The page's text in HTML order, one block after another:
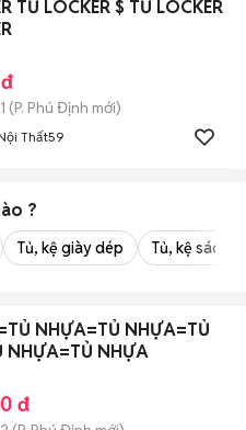
TỦ LOCKER $ TỦ LOCKER
(P. Phú Định mới)
Thất59
?
Tủ, kệ giày dép Tủ, kệ sách
NHỰA=TỦ NHỰA=TỦ
NHỰA=TỦ NHỰA
đ